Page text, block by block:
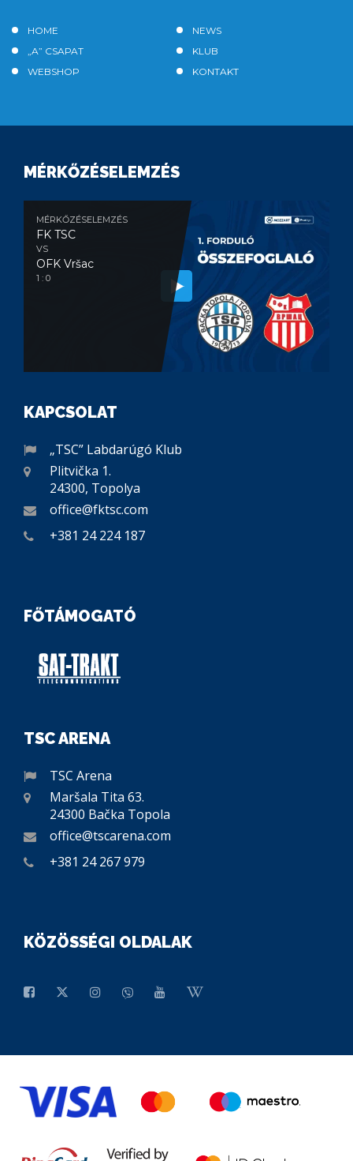
HOME
NEWS
„A” CSAPAT
KLUB
WEBSHOP
KONTAKT
MÉRKŐZÉSELEMZÉS
MÉRKŐZÉSELEMZÉS
FK TSC
VS
OFK Vršac
1 : 0
KAPCSOLAT
„TSC” Labdarúgó Klub
Plitvička 1.
24300, Topolya
office@fktsc.com
+381 24 224 187
FŐTÁMOGATÓ
TSC ARENA
TSC Arena
Maršala Tita 63.
24300 Bačka Topola
office@tscarena.com
+381 24 267 979
KÖZÖSSÉGI OLDALAK